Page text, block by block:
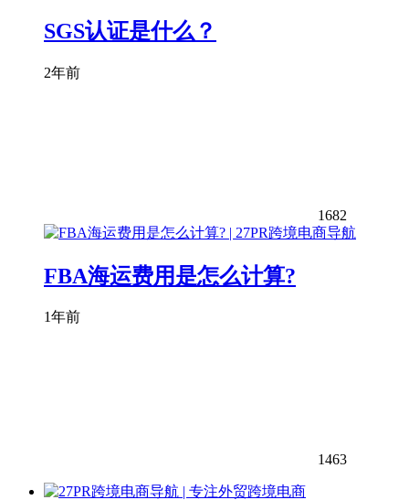
SGS认证是什么？
2年前
1682
FBA海运费用是怎么计算?
1年前
1463